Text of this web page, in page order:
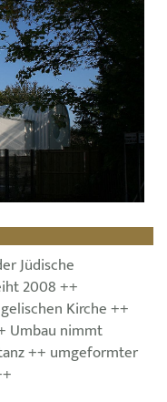
Jüdische
2008 ++
Kirche ++
Umbau nimmt
++ umgeformter